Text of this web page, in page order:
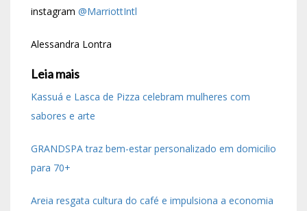
instagram @MarriottIntl
Alessandra Lontra
Leia mais
Kassuá e Lasca de Pizza celebram mulheres com
sabores e arte
GRANDSPA traz bem-estar personalizado em domicilio
para 70+
Areia resgata cultura do café e impulsiona a economia